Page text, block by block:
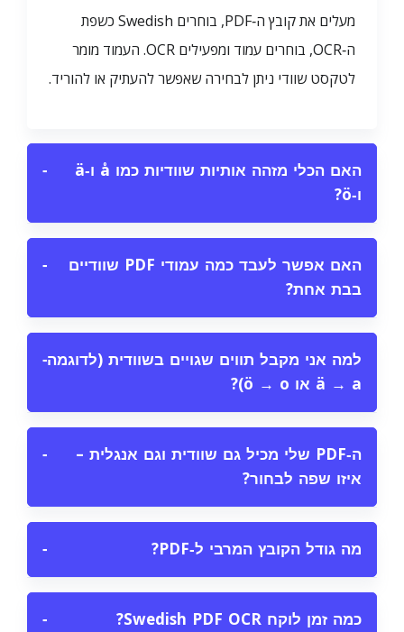
מעלים את קובץ ה‑PDF, בוחרים Swedish כשפת
ה‑OCR, בוחרים עמוד ומפעילים OCR. העמוד מומר
לטקסט שוודי ניתן לבחירה שאפשר להעתיק או להוריד.
האם הכלי מזהה אותיות שוודיות כמו å ו‑ä
ו‑ö?
−
האם אפשר לעבד כמה עמודי PDF שוודיים
בבת אחת?
−
למה אני מקבל תווים שגויים בשוודית (לדוגמה
ä → a או ö → o)?
−
ה‑PDF שלי מכיל גם שוודית וגם אנגלית –
איזו שפה לבחור?
−
מה גודל הקובץ המרבי ל‑PDF? −
כמה זמן לוקח Swedish PDF OCR? −